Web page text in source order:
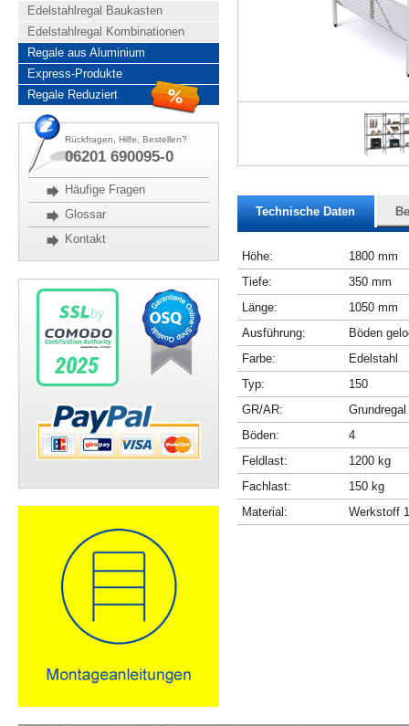
Edelstahlregal Baukasten
Edelstahlregal Kombinationen
Regale aus Aluminium
Express-Produkte
Regale Reduziert
Rückfragen, Hilfe, Bestellen?
06201 690095-0
Häufige Fragen
Glossar
Kontakt
Technische Daten
Höhe:
1800 mm
Tiefe:
350 mm
Länge:
1050 mm
Ausführung:
Böden
Farbe:
Edelstahl
Typ:
150
GR/AR:
Grundregal
Böden:
4
Feldlast:
1200 kg
Fachlast:
150 kg
Material:
Werkstoff